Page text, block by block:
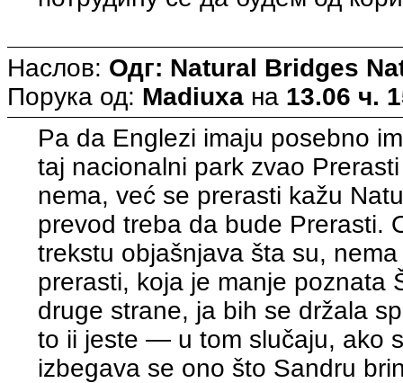
Наслов: Одг: Natural Bridges
Порука од: Madiuxa на 13.06 ч.
Pa da Englezi imaju posebno
taj nacionalni park zvao
nema, već se prerasti kažu
prevod treba da bude Prerasti.
trekstu objašnjava šta su,
prerasti, koja je manje poznata
druge strane, ja bih se držala
to ii jeste — u tom slučaju, ako
izbegava se ono što Sandru